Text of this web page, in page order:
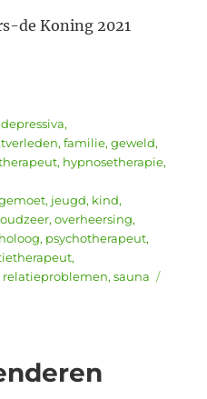
de Koning 2021
,
,familie,geweld,
, hypnosetherapie,
, jeugd, kind,
oudzeer,overheersing,
, psychotherapeut,
,
relatieproblemen,sauna